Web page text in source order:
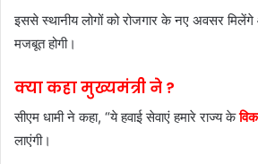
इससे स्थानीय लोगों को रोजगार के नए अवसर मिलेंगे
मजबूत होगी।
क्या कहा मुख्यमंत्री ने ?
सीएम धामी ने कहा, “ये हवाई सेवाएं हमारे राज्य के
लाएंगी।